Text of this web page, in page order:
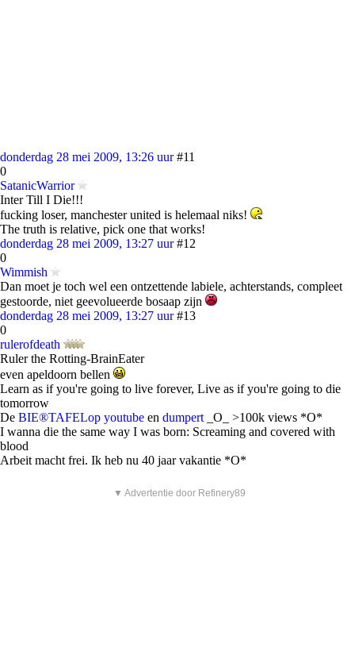
donderdag 28 mei 2009, 13:26 uur #11
0
SatanicWarrior
Inter Till I Die!!!
fucking loser, manchester united is helemaal niks!
The truth is relative, pick one that works!
donderdag 28 mei 2009, 13:27 uur #12
0
Wimmish
Dan moet je toch wel een ontzettende labiele, achterstands, compleet
gestoorde, niet geevolueerde bosaap zijn
donderdag 28 mei 2009, 13:27 uur #13
0
rulerofdeath
Ruler the Rotting-BrainEater
even apeldoorn bellen
Learn as if you're going to live forever, Live as if you're going to die
tomorrow
De BIE®TAFELop youtube en dumpert _O_ >100k views *O*
I wanna die the same way I was born: Screaming and covered with
blood
Arbeit macht frei. Ik heb nu 40 jaar vakantie *O*
▼ Advertentie door Refinery89